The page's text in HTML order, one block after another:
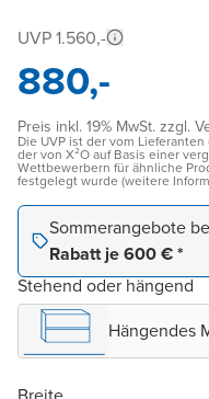
UVP 1.560,-
880,-
Preis inkl. 19% MwSt. zzgl.
Die UVP ist der vom
der von X²O auf Basis einer
Wettbewerbern für ähnliche
festgelegt wurde (weitere
Sommerangebote
Rabatt je 600 € *
Stehend oder hängend
Hängendes